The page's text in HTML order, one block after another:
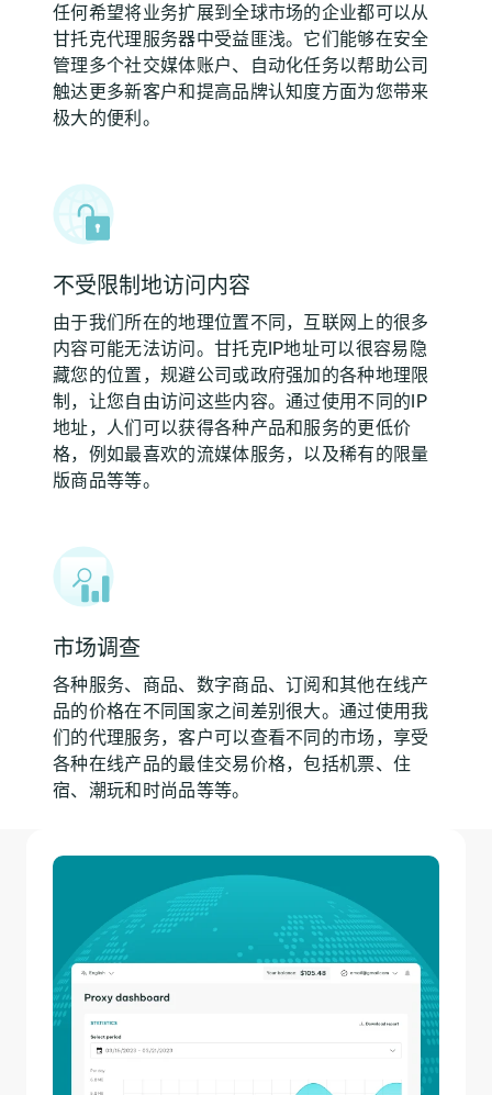
任何希望将业务扩展到全球市场的企业都可以从
甘托克代理服务器中受益匪浅。它们能够在安全
管理多个社交媒体账户、自动化任务以帮助公司
触达更多新客户和提高品牌认知度方面为您带来
极大的便利。
不受限制地访问内容
由于我们所在的地理位置不同，互联网上的很多
内容可能无法访问。甘托克IP地址可以很容易隐
藏您的位置，规避公司或政府强加的各种地理限
制，让您自由访问这些内容。通过使用不同的IP
地址，人们可以获得各种产品和服务的更低价
格，例如最喜欢的流媒体服务，以及稀有的限量
版商品等等。
市场调查
各种服务、商品、数字商品、订阅和其他在线产
品的价格在不同国家之间差别很大。通过使用我
们的代理服务，客户可以查看不同的市场，享受
各种在线产品的最佳交易价格，包括机票、住
宿、潮玩和时尚品等等。